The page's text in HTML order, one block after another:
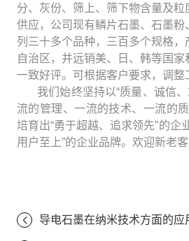
分、灰份、筛上、筛下物含量及
供应，公司现有鳞片石墨、石墨
列三十多个品种，三百多个规格
自治区，并远销美、日、韩等国
一致好评。可根据客户要求，调整
我们始终坚持以“质量、诚信、
流的管理、一流的技术、一流的
培育出“勇于超越、追求领先”的企
用户至上”的企业品牌。欢迎新老
导电石墨在纳米技术方面的应